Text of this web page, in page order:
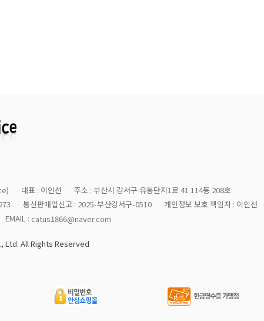
대표 : 이인선
주소 : 부산시 강서구 유통단지1로 41 114동 208호
통신판매업신고 : 2025-부산강서구-0510 개인정보 보호 책임자 : 이인선
EMAIL : catus1866@naver.com
Ltd. All Rights Reserved